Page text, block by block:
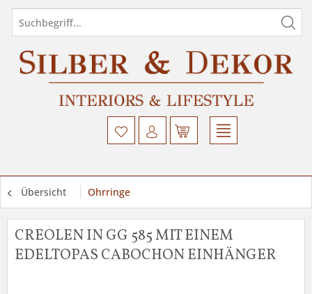
Übersicht Ohrringe
CREOLEN IN GG 585 MIT EINEM
EDELTOPAS CABOCHON EINHÄNGER